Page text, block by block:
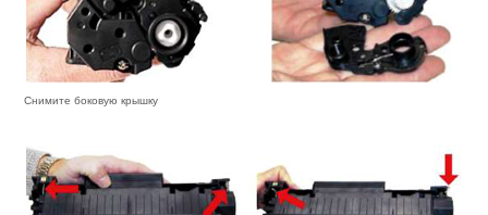
Снимите боковую крышку